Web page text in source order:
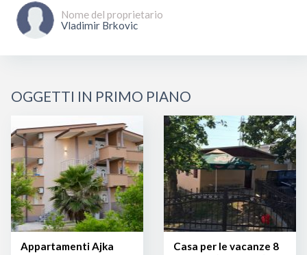
Nome del proprietario
Vladimir Brkovic
OGGETTI IN PRIMO PIANO
Appartamenti Ajka
Casa per le vacanze 8